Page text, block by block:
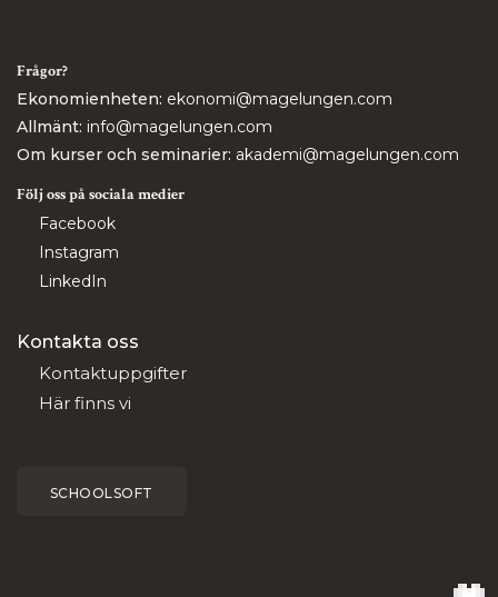
Frågor?
Ekonomienheten: ekonomi@magelungen.com
Allmänt: info@magelungen.com
Om kurser och seminarier: akademi@magelungen.com
Följ oss på sociala medier
Facebook
Instagram
LinkedIn
Kontakta oss
Kontaktuppgifter
Här finns vi
SCHOOLSOFT